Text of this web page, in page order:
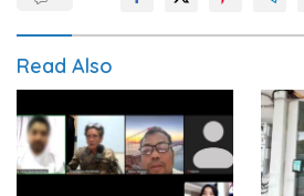
Read Also